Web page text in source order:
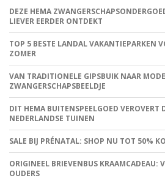
DEZE HEMA
LIEVER EERDER ONTDEKT
TOP 5 BESTE LANDAL VAKANTIEPARKEN
ZOMER
VAN TRADITIONELE GIPSBUIK NAAR
ZWANGERSCHAPSBEELDJE
DIT HEMA BUITENSPEELGOED VEROVERT
NEDERLANDSE TUINEN
SALE BIJ PRÉNATAL: SHOP NU TOT 50%
ORIGINEEL BRIEVENBUS KRAAMCADEAU:
OUDERS